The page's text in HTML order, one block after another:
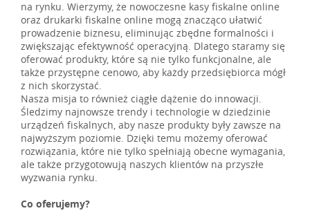
na rynku. Wierzymy, że nowoczesne kasy fiskalne online
oraz drukarki fiskalne online mogą znacząco ułatwić
prowadzenie biznesu, eliminując zbędne formalności i
zwiększając efektywność operacyjną. Dlatego staramy się
oferować produkty, które są nie tylko funkcjonalne, ale
także przystępne cenowo, aby każdy przedsiębiorca mógł
z nich skorzystać.
Nasza misja to również ciągłe dążenie do innowacji.
Śledzimy najnowsze trendy i technologie w dziedzinie
urządzeń fiskalnych, aby nasze produkty były zawsze na
najwyższym poziomie. Dzięki temu możemy oferować
rozwiązania, które nie tylko spełniają obecne wymagania,
ale także przygotowują naszych klientów na przyszłe
wyzwania rynku.
Co oferujemy?